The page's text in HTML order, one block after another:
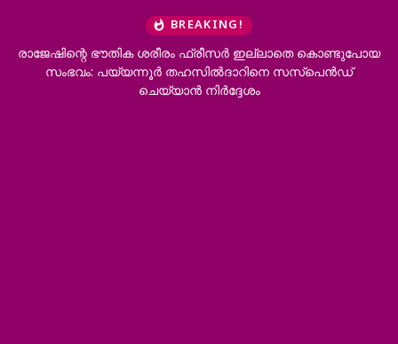
BREAKING!
ഭൗതിക ശരീരം ഫ്രീസര്‍ ഇല്ലാതെ കൊണ്ടുപോയ
പയ്യന്നൂര്‍ തഹസില്‍ദാറിനെ സസ്‌പെന്‍ഡ്
ചെയ്യാന്‍ നിര്‍ദ്ദേശം